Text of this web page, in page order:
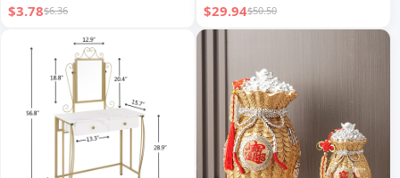
форме сердца
$3.78$6.36
ремня, совместимый с
сумкой Hermes Kelly
$29.94$50.50